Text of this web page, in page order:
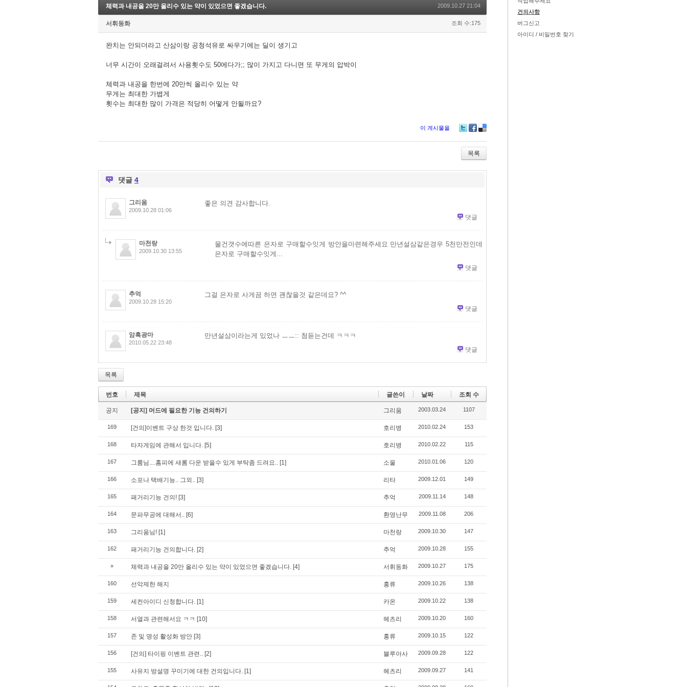
체력과 내공을 20만 올리수 있는 약이 있었으면 좋겠습니다. 2009.10.27 21:04
서휘동화 조회 수:175
완치는 안되더라고 산삼이랑 공청석유로 싸우기에는 딜이 생기고
너무 시간이 오래걸려서 사용횟수도 50에다가;; 많이 가지고 다니면 또 무게의 압박이
체력과 내공을 한번에 20만씩 올리수 있는 약
무게는 최대한 가볍게
횟수는 최대한 많이 가격은 적당히 어떻게 안될까요?
이 게시물을
bo
ok
ou
s
목록
댓글 4
그리움
2009.10.28 01:06
좋은 의견 감사합니다.
댓글
마천랑
2009.10.30 13:55
물건갯수에따른 은자로 구매할수잇게 방안을마련해주세요 만년설삼같은경우 5천만전인데
은자로 구매할수잇게...
댓글
추억
2009.10.28 15:20
그걸 은자로 사게끔 하면 괜찮을것 같은데요? ^^
댓글
암흑광마
2010.05.22 23:48
만년설삼이라는게 있었나 ㅡㅡ:: 첨듣는건데 ㅋㅋㅋ
댓글
목록
번호 제목 글쓴이 날짜 조회 수
공지 [공지] 머드에 필요한 기능 건의하기 그리움 2003.03.24 1107
169 [건의]이벤트 구상 한것 입니다. [3] 호리병 2010.02.24 153
168 타자게임에 관해서 입니다. [5] 호리병 2010.02.22 115
167 그룸님....홈피에 새롬 다운 받을수 있게 부탁좀 드려요.. [1] 소울 2010.01.06 120
166 소포나 택배기능.. 그외.. [3] 리타 2009.12.01 149
165 패거리기능 건의! [3] 추억 2009.11.14 148
164 문파무공에 대해서.. [6] 환영난무 2009.11.08 206
163 그리움님! [1] 마천랑 2009.10.30 147
162 패거리기능 건의합니다. [2] 추억 2009.10.28 155
» 체력과 내공을 20만 올리수 있는 약이 있었으면 좋겠습니다. [4] 서휘동화 2009.10.27 175
160 선악제한 해지 홍류 2009.10.26 138
159 세컨아이디 신청합니다. [1] 카온 2009.10.22 138
158 서열과 관련해서요 ㅋㅋ [10] 헤츠리 2009.10.20 160
157 존 및 명성 활성화 방안 [3] 홍류 2009.10.15 122
156 [건의] 타이핑 이벤트 관련.. [2] 블루아사 2009.09.28 122
155 사유지 방설명 꾸미기에 대한 건의입니다. [1] 헤츠리 2009.09.27 141
건의사항
버그신고
아이디 / 비밀번호 찾기